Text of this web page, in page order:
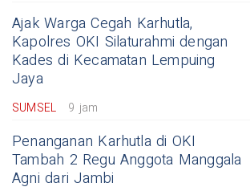
Ajak Warga Cegah Karhutla,
Kapolres OKI Silaturahmi dengan
Kades di Kecamatan Lempuing
Jaya
SUMSEL 9 jam
Penanganan Karhutla di OKI
Tambah 2 Regu Anggota Manggala
Agni dari Jambi